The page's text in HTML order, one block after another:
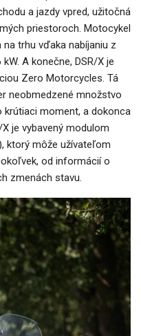
a jazdy vpred, užitočná
priestoroch. Motocykel
na trhu vďaka nabíjaniu z
A konečne, DSR/X je
Zero Motorcycles. Tá
neobmedzené množstvo
moment, a dokonca
je vybavený modulom
ktorý môže užívateľom
od informácií o
zmenách stavu.